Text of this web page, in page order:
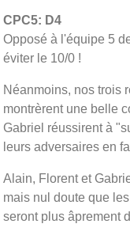
CPC5: D4
Opposé à l'équipe 5
éviter le 10/0 !
Néanmoins, nos trois
montrèrent une belle
Gabriel réussirent à
leurs adversaires en
Alain, Florent et
mais nul doute que
seront plus âprement